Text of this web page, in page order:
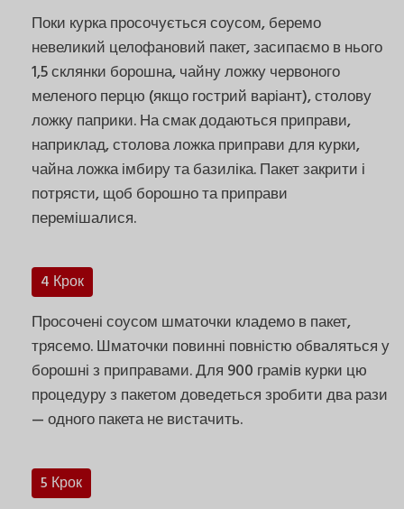
Поки курка просочується соусом, беремо
невеликий целофановий пакет, засипаємо в нього
1,5 склянки борошна, чайну ложку червоного
меленого перцю (якщо гострий варіант), столову
ложку паприки. На смак додаються приправи,
наприклад, столова ложка приправи для курки,
чайна ложка імбиру та базиліка. Пакет закрити і
потрясти, щоб борошно та приправи
перемішалися.
4 Крок
Просочені соусом шматочки кладемо в пакет,
трясемо. Шматочки повинні повністю обваляться у
борошні з приправами. Для 900 грамів курки цю
процедуру з пакетом доведеться зробити два рази
— одного пакета не вистачить.
5 Крок